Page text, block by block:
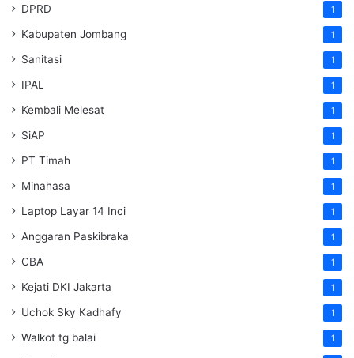
DPRD 1
Kabupaten Jombang 1
Sanitasi 1
IPAL 1
Kembali Melesat 1
SiAP 1
PT Timah 1
Minahasa 1
Laptop Layar 14 Inci 1
Anggaran Paskibraka 1
CBA 1
Kejati DKI Jakarta 1
Uchok Sky Kadhafy 1
Walkot tg balai 1